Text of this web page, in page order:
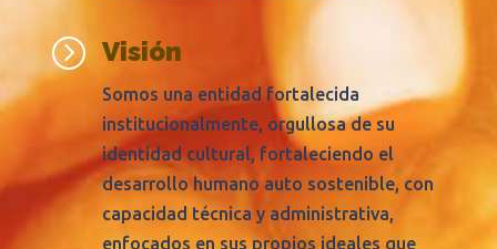
= Visión
Somos una entidad fortalecida
institucionalmente, orgullosa de su
identidad cultural, fortaleciendo el
desarrollo humano auto sostenible, con
capacidad técnica y administrativa,
enfocados en sus propios ideales que